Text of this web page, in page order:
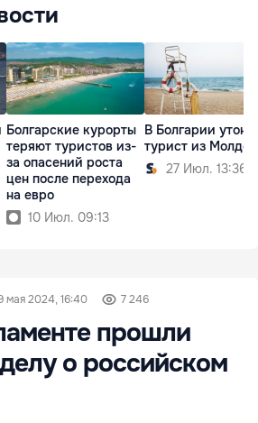
Болгарские курорты
теряют туристов из-
за опасений роста
цен после перехода
на евро
10 Июл. 09:13
В Болгарии
турист из
27 Июл. 13:36
мая 2024, 16:40 7 246
прошли
о российском